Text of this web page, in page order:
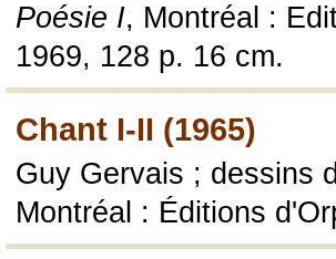
Poésie I, Montréal :
1969, 128 p. 16 cm.
Chant I-II (1965)
Guy Gervais ; dessins
Montréal : Éditions